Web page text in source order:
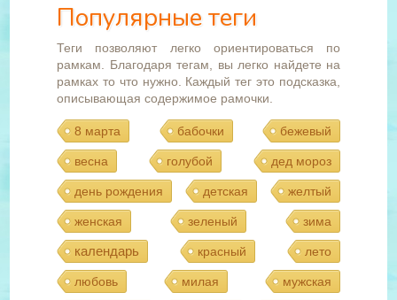
Популярные теги
Теги позволяют легко ориентироваться по
рамкам. Благодаря тегам, вы легко найдете на
рамках то что нужно. Каждый тег это подсказка,
описывающая содержимое рамочки.
8 марта бабочки бежевый
весна голубой дед мороз
день рождения детская желтый
женская зеленый зима
календарь красный лето
любовь милая мужская